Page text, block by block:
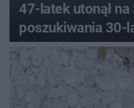
47-latek utonął
poszukiwania 30-